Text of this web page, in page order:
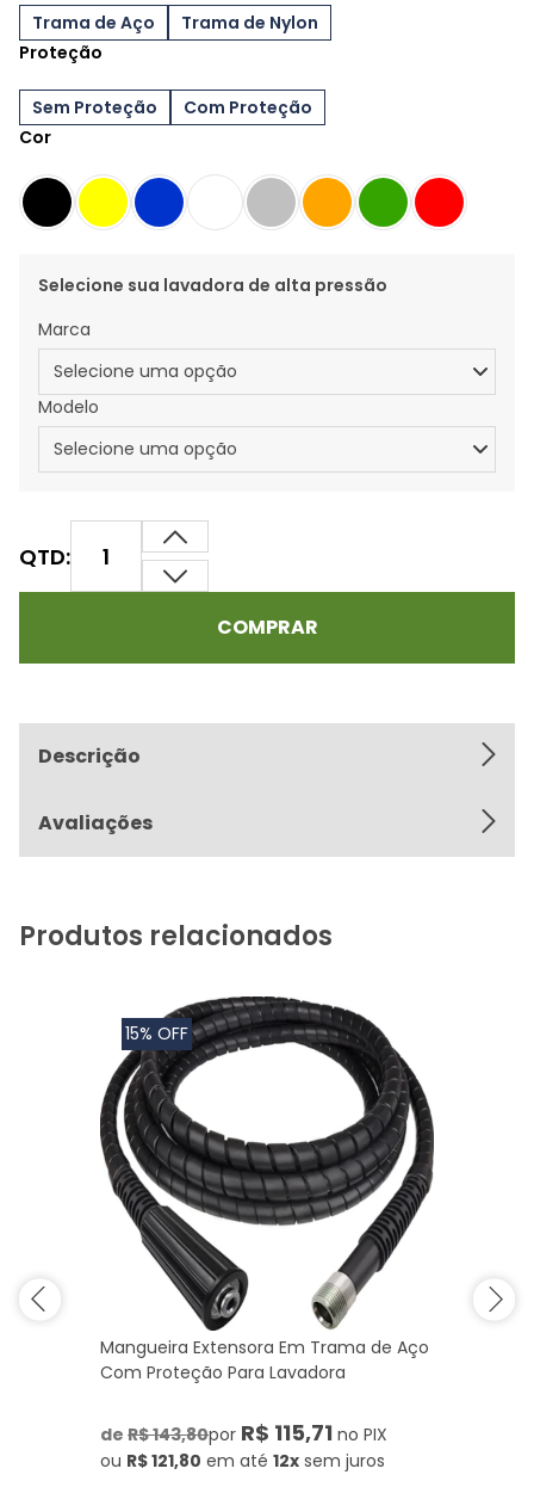
Trama de Aço
Trama de Nylon
Proteção
Sem Proteção
Com Proteção
Cor
QTD:
COMPRAR
Selecione sua lavadora de alta pressão
Marca
Modelo
Descrição
Avaliações
Produtos relacionados
15% OFF
Mangueira Extensora Em Trama de Aço
Com Proteção Para Lavadora
de R$ 143,80por R$ 115,71 no PIX
ou R$ 121,80 em até 12x sem juros